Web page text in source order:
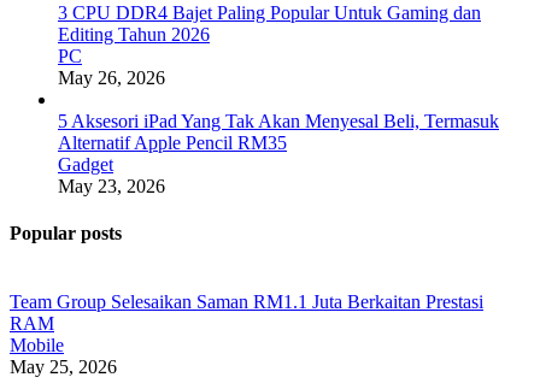
3 CPU DDR4 Bajet Paling Popular Untuk Gaming dan
Editing Tahun 2026
PC
May 26, 2026
5 Aksesori iPad Yang Tak Akan Menyesal Beli, Termasuk
Alternatif Apple Pencil RM35
Gadget
May 23, 2026
Popular posts
Team Group Selesaikan Saman RM1.1 Juta Berkaitan Prestasi
RAM
Mobile
May 25, 2026